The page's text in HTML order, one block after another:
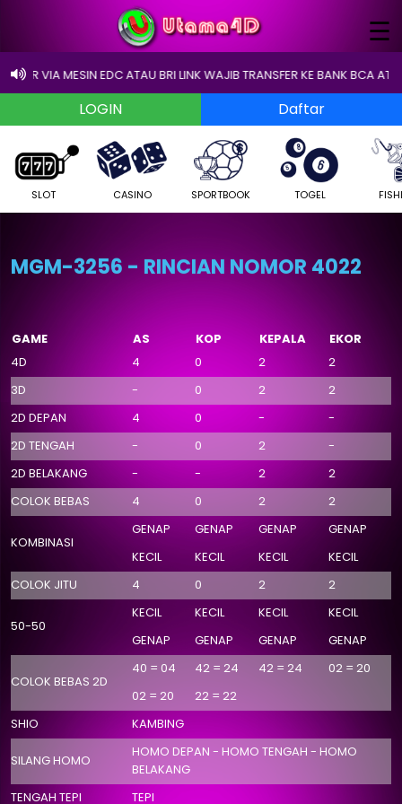
☰
×
VIA MESIN EDC ATAU BRI LINK WAJIB TRANSFER KE BANK BCA
SLOT CASINO SPORTBOOK TOGEL
MGM-3256 - RINCIAN NOMOR 4022
GAME AS KOP KEPALA
EKOR
4D
4 0 2
2
3D
- 0 2
2
2D DEPAN
4 0 -
-
2D TENGAH
- 0 2
-
2D BELAKANG
- - 2
2
COLOK BEBAS
4 0 2 2
KOMBINASI
GENAP GENAP GENAP
GENAP
KECIL
KECIL KECIL
KECIL
COLOK JITU
4 0 2 2
50-50
KECIL KECIL KECIL
KECIL
GENAP
GENAP GENAP GENAP
COLOK BEBAS 2D
40 = 04 42 = 24 42 = 24
02 = 20
02 = 20
22 = 22
SHIO
KAMBING
SILANG HOMO
HOMO DEPAN - HOMO TENGAH - HOMO
BELAKANG
TENGAH TEPI
TEPI